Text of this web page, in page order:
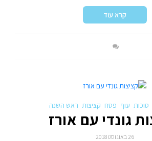
קרא עוד
סוכות עוף פסח קציצות ראש השנה
גונדי עם אורז
26 באוגוסט 2018